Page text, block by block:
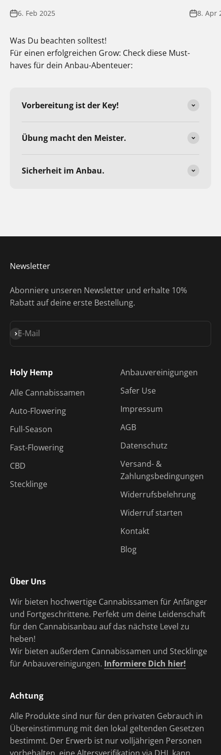
6. Feb 2025 8. Apr
Was Du beachten solltest!
Für einen erfolgreichen Grow: Check diese Must-
haves für dein Anbau-Abenteuer:
Vorbereitung ist der Key!
Übung macht den Meister.
Sicherheit im Anbau.
Newsletter
Abonniere unseren Newsletter und erhalte 10%
Rabatt auf deine erste Bestellung.
E-Mail
Abonnieren
Holy Hemp
Alle Cannabissamen
Auto-Flowering
Full-Season
Fast-Flowering
CBD
Stecklinge
Über Uns
Wir bieten hochwertige Cannabissamen für Anfänger
und Fortgeschrittene. Perfekt um deine Leidenschaft
für den Cannabisanbau auf das nächste Level zu
heben!
Wir bieten außerdem Cannabissamen und Stecklinge
für Anbauvereinigungen. Informiere Dich hier!
Anbauvereinigungen
Safer Use
Impressum
AGB
Datenschutz
Versand- &
Zahlungsbedingungen
Widerrufsbelehrung
Widerruf starten
Kontakt
Blog
Achtung
Alle Produkte sind nur für den privaten Gebrauch in
Übereinstimmung mit den lokal geltenden Gesetzen
bestimmt. Der Erwerb ist nur volljährigen Personen